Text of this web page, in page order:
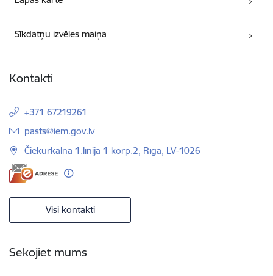
Sīkdatņu izvēles maiņa
Kontakti
+371 67219261
E-pasts:
pasts@iem.gov.lv
Čiekurkalna 1.līnija 1 korp.2, Rīga, LV-1026
Visi kontakti
Sekojiet mums